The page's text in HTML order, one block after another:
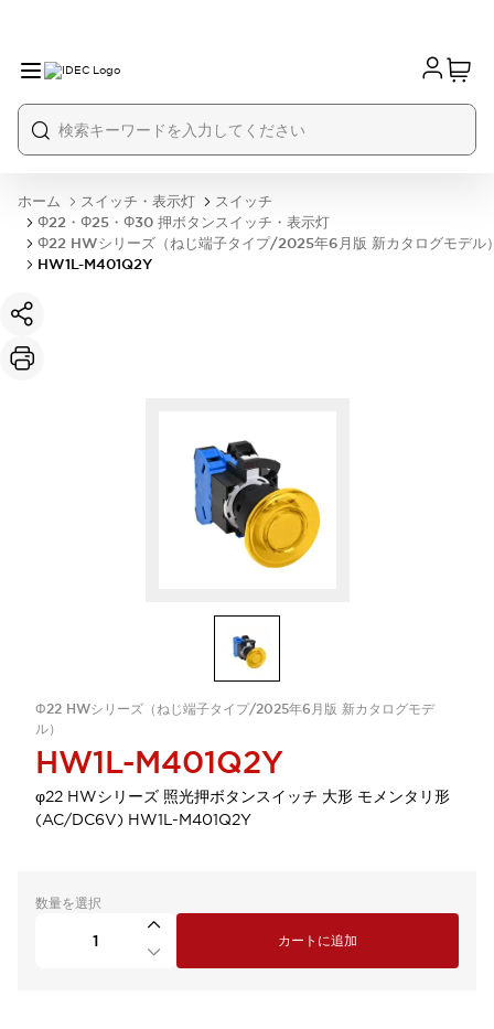
ホーム スイッチ・表示灯
スイッチ
Φ22・Φ25・Φ30 押ボタンスイッチ・表示灯
Φ22 HWシリーズ（ねじ端子タイプ/2025年6月版 新カタログモデル
HW1L-M401Q2Y
Φ22 HWシリーズ（ねじ端子タイプ/2025年6月版 新カタログモデ
ル）
HW1L-M401Q2Y
φ22 HWシリーズ 照光押ボタンスイッチ 大形 モメンタリ形
(AC/DC6V) HW1L-M401Q2Y
数量を選択
カートに追加